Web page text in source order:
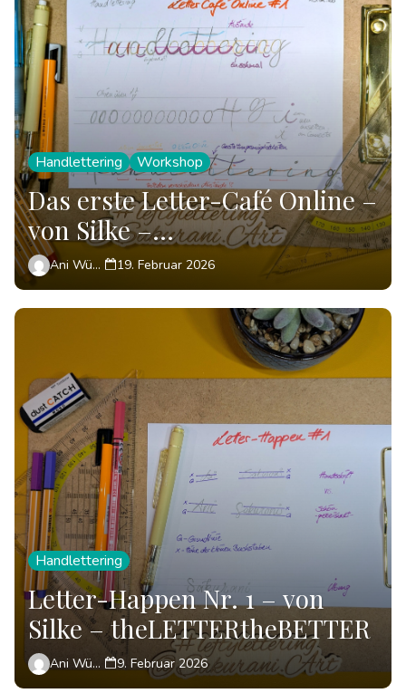
Handlettering Workshop
Das erste Letter-Café Online –
von Silke –
theLETTERtheBETTER
Ani Wünsch 19. Februar 2026
Handlettering
Letter-Happen Nr. 1 – von
Silke – theLETTERtheBETTER
Ani Wünsch 9. Februar 2026